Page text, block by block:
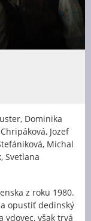
Dominika
Jozef
Michal
Svetlana
z roku 1980.
opustiť dedinský
vdovec, však trvá